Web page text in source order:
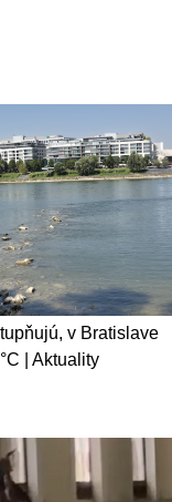
v Bratislave
| Aktuality